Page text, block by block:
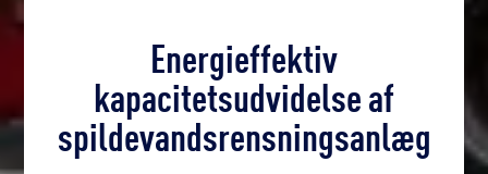
Energieffektiv
kapacitetsudvidelse af
spildevandsrensningsanlæg